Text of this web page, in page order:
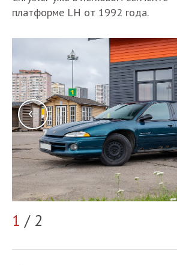
платформе LH от 1992 года.
1 / 2